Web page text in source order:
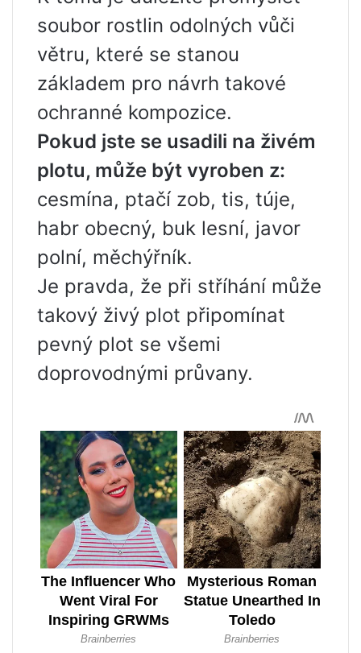
soubor rostlin odolných vůči
větru, které se stanou
základem pro návrh takové
ochranné kompozice.
Pokud jste se usadili na živém
plotu, může být vyroben z:
cesmína, ptačí zob, tis, túje,
habr obecný, buk lesní, javor
polní, měchýřník.
Je pravda, že při stříhání může
takový živý plot připomínat
pevný plot se všemi
doprovodnými průvany.